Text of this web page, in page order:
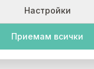
Настройки
Приемам всички